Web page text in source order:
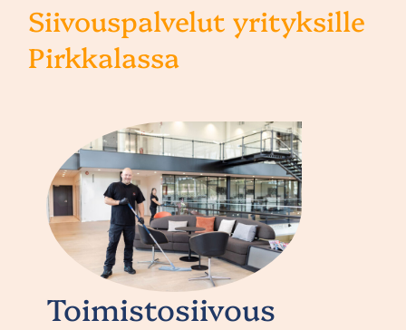
Siivouspalvelut yrityksille
Pirkkalassa
Toimistosiivous